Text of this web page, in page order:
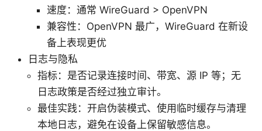
速度：通常 WireGuard > OpenVPN
兼容性：OpenVPN 最广，WireGuard 在新设
备上表现更优
日志与隐私
指标：是否记录连接时间、带宽、源 IP 等；无
日志政策是否经过独立审计。
最佳实践：开启伪装模式、使用临时缓存与清理
本地日志，避免在设备上保留敏感信息。